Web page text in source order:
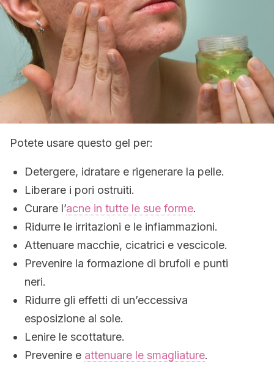
Potete usare questo gel per:
Detergere, idratare e rigenerare la pelle.
Liberare i pori ostruiti.
Curare l’acne in tutte le sue forme.
Ridurre le irritazioni e le infiammazioni.
Attenuare macchie, cicatrici e vescicole.
Prevenire la formazione di brufoli e punti
neri.
Ridurre gli effetti di un’eccessiva
esposizione al sole.
Lenire le scottature.
Prevenire e attenuare le smagliature.